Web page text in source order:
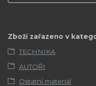
Zboží zařazeno v
TECHNIKA
AUTOŘI
Ostatní materiál